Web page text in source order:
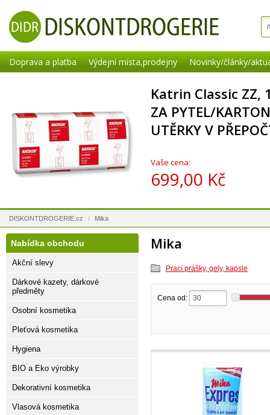
Doprava a platba Výdejní místa,prodejny Novinky/články/
Katrin Classic ZZ,
ZA PYTEL/
UTĚRKY V
Vaše cena:
699,00 Kč
DISKONTDROGERIE.cz / Mika
Mika
Prací prášky, gely, kapsle
Cena od:
Nabídka obchodu
Akční slevy
Dárkové kazety, dárkové
předměty
Osobní kosmetika
Pleťová kosmetika
Hygiena
BIO a Eko výrobky
Dekorativní kosmetika
Vlasová kosmetika